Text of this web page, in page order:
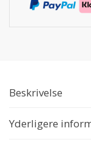
Beskrivelse
Yderligere